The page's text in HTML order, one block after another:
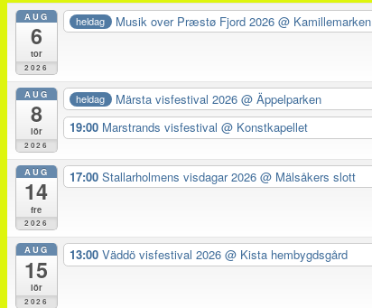
AUG
6
tor
2026
heldag Musik over Præstø Fjord 2026@ Kamillemarken
AUG
8
lör
2026
heldag Märsta visfestival 2026@ Äppelparken
19:00 Marstrands visfestival @ Konstkapellet
AUG
14
fre
2026
17:00 Stallarholmens visdagar 2026 @ Mälsåkers slott
AUG
15
lör
2026
13:00 Väddö visfestival 2026 @ Kista hembygdsgård